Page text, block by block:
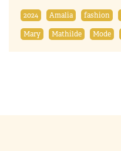
2024 Amalia fashion
Mary
Mathilde Mode